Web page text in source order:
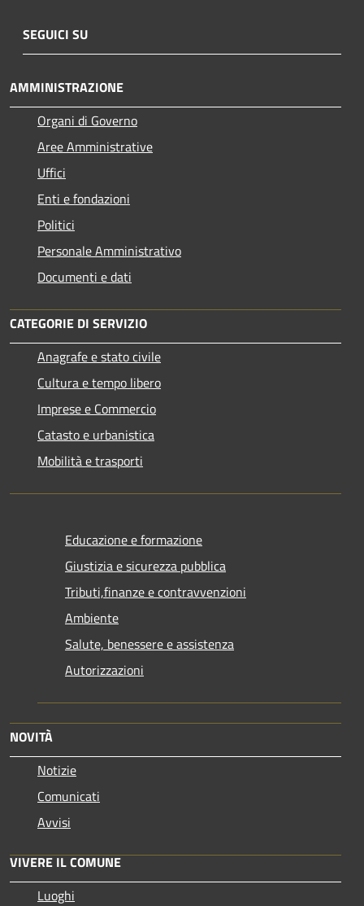
SEGUICI SU
AMMINISTRAZIONE
Organi di Governo
Aree Amministrative
Uffici
Enti e fondazioni
Politici
Personale Amministrativo
Documenti e dati
CATEGORIE DI SERVIZIO
Anagrafe e stato civile
Cultura e tempo libero
Imprese e Commercio
Catasto e urbanistica
Mobilità e trasporti
Educazione e formazione
Giustizia e sicurezza pubblica
Tributi,finanze e contravvenzioni
Ambiente
Salute, benessere e assistenza
Autorizzazioni
NOVITÀ
Notizie
Comunicati
Avvisi
VIVERE IL COMUNE
Luoghi